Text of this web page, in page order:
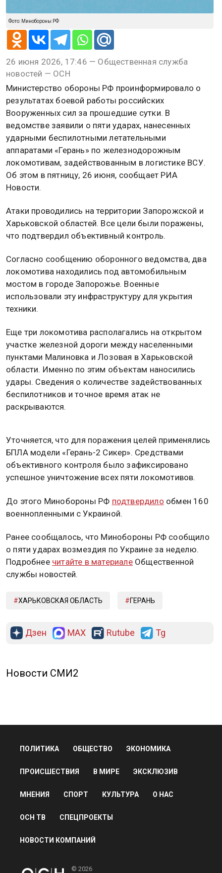
Фото: Минобороны РФ
26 июня 2026, 17:46 — Общественная служба
новостей — ОСН
Министерство обороны РФ проинформировало о
результатах боевой работы российских
Вооруженных сил за прошедшие сутки. В
ведомстве заявили о пяти ударах, нанесенных
ударными беспилотными летательными
аппаратами «Герань» по железнодорожным
локомотивам, задействованным в логистике ВСУ.
Об этом в пятницу, 26 июня, сообщает РИА
Новости.
Атаки проводились на территории Запорожской и
Харьковской областей. Все цели были поражены,
что подтвердил объективный контроль.
Согласно сообщению оборонного ведомства, два
локомотива находились под автомобильным
мостом в городе Запорожье. Военные
использовали эту инфраструктуру для укрытия
техники.
Еще три локомотива располагались на открытом
участке железной дороги между населенными
пунктами Малиновка и Лозовая в Харьковской
области. Именно по этим объектам наносились
удары. Сведения о количестве задействованных
беспилотников и точное время атак не
раскрываются.
Уточняется, что для поражения целей применялись
БПЛА модели «Герань-2 Сикер». Средствами
объективного контроля было зафиксировано
успешное уничтожение всех пяти локомотивов.
До этого Минобороны РФ подтвердило обмен 160
военнопленными с Украиной.
Ранее сообщалось, что Минобороны РФ сообщило
о пяти ударах возмездия по Украине за неделю.
Подробнее читайте в материалеОбщественной
службы новостей.
ХАРЬКОВСКАЯ ОБЛАСТЬ ГЕРАНЬ
Дзен MAX Rutube Tg
Новости СМИ2
ПОЛИТИКА ОБЩЕСТВО ЭКОНОМИКА
ПРОИСШЕСТВИЯ В МИРЕ ЭКСКЛЮЗИВ
МНЕНИЯ СПОРТ КУЛЬТУРА О НАС
ОСН ТВ СПЕЦПРОЕКТЫ
НОВОСТИ КОМПАНИЙ
© 2026